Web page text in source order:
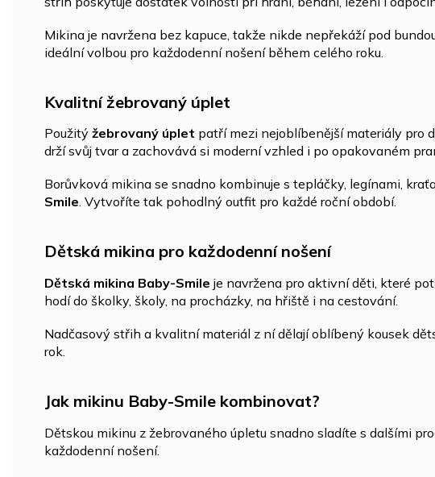
Mikina je navržena bez kapuce, takže nikde nepřekáží pod
ideální volbou pro každodenní nošení během celého roku.
Kvalitní žebrovaný úplet
Použitý žebrovaný úplet patří mezi nejoblíbenější materiály pro
drží svůj tvar a zachovává si moderní vzhled i po opakovaném
Borůvková mikina se snadno kombinuje s tepláčky, legínami,
Smile. Vytvoříte tak pohodlný outfit pro každé roční období.
Dětská mikina pro každodenní nošení
Dětská mikina Baby-Smile je navržena pro aktivní děti, které
hodí do školky, školy, na procházky, na hřiště i na cestování.
Nadčasový střih a kvalitní materiál z ní dělají oblíbený kousek
rok.
Jak mikinu Baby-Smile kombinovat?
Dětskou mikinu z žebrovaného úpletu snadno sladíte s dalšími
každodenní nošení.